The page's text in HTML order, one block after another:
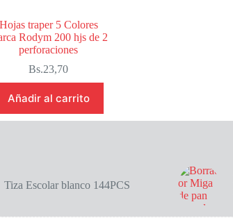
Hojas traper 5 Colores
Rodym 200 hjs de 2
perforaciones
Bs.23,70
Añadir al carrito
Tiza Escolar blanco 144PCS